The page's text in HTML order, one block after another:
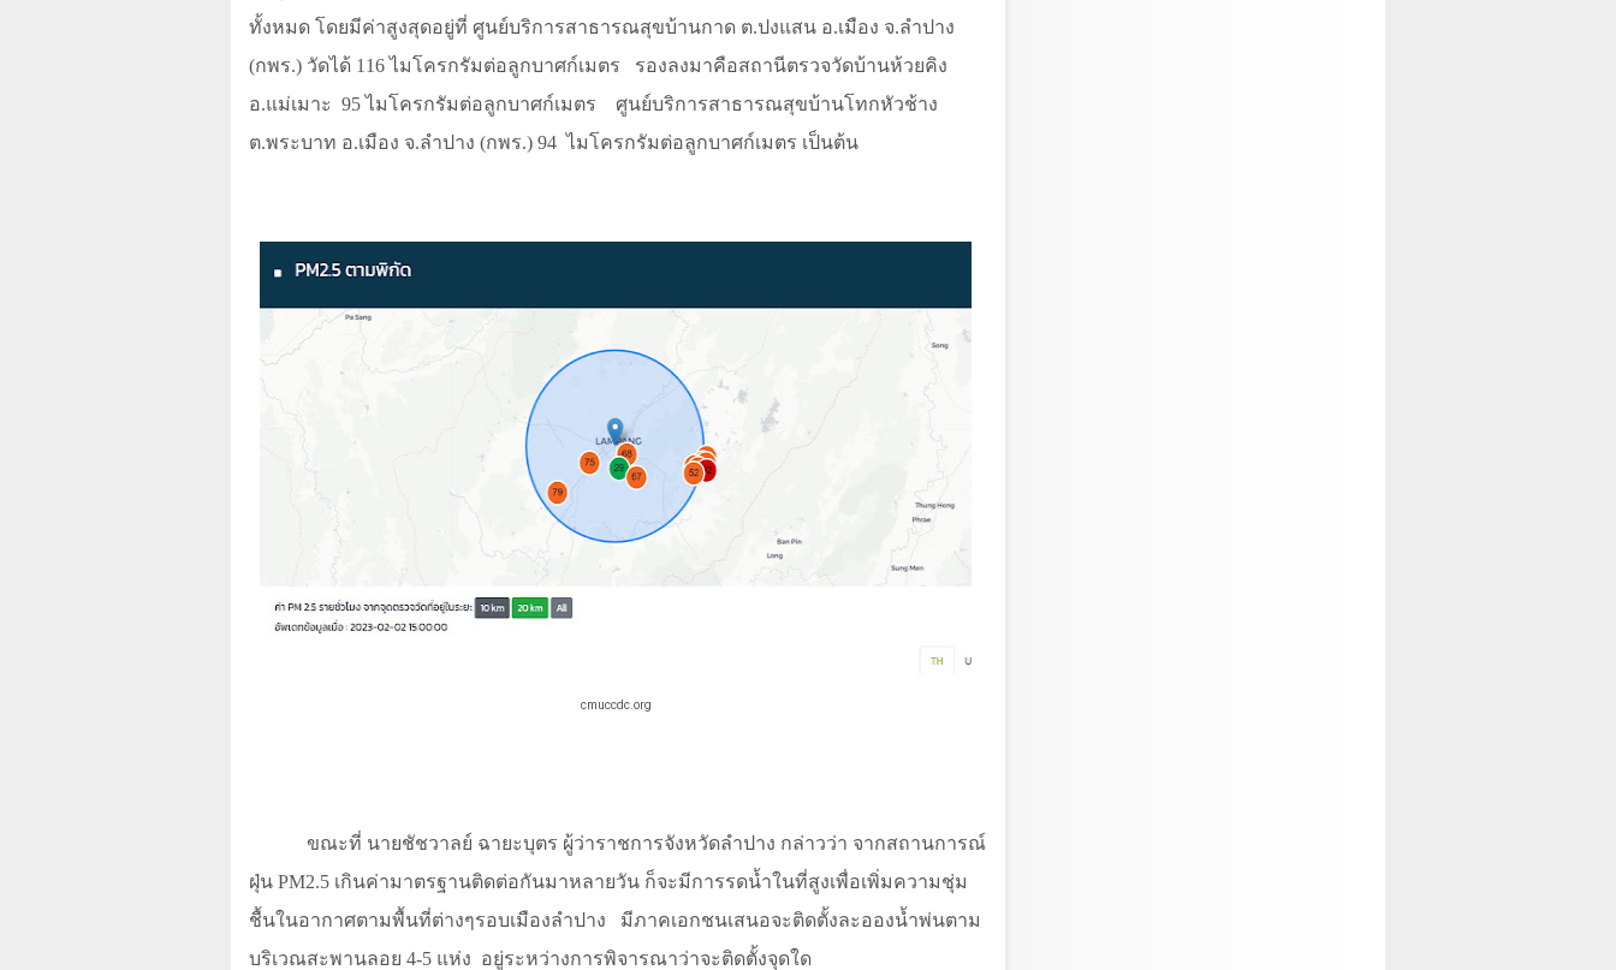
ทั้งหมด โดยมีค่าสูงสุดอยู่ที่ ศูนย์บริการสาธารณสุขบ้านกาด ต.ปงแสน อ.เมือง จ.ลำปาง
(กพร.) วัดได้ 116ไมโครกรัมต่อลูกบาศก์เมตร
รองลงมาคือสถานีตรวจวัดบ้านห้วยคิง
อ.แม่เมาะ 95ไมโครกรัมต่อลูกบาศก์เมตร
ศูนย์บริการสาธารณสุขบ้านโทกหัวช้าง
ต.พระบาท อ.เมือง จ.ลำปาง (กพร.) 94 ไมโครกรัมต่อลูกบาศก์เมตร เป็นต้น
cmuccdc.org
ขณะที่ นายชัชวาลย์ ฉายะบุตร ผู้ว่าราชการจังหวัดลำปาง กล่าวว่า จากสถานการณ์
ฝุ่น PM2.5 เกินค่ามาตรฐานติดต่อกันมาหลายวัน ก็จะมีการรดน้ำในที่สูงเพื่อเพิ่มความชุ่ม
ชื้นในอากาศตามพื้นที่ต่างๆรอบเมืองลำปาง
มีภาคเอกชนเสนอจะติดตั้งละอองน้ำพ่นตาม
บริเวณสะพานลอย 4-5 แห่ง อยู่ระหว่างการพิจารณาว่าจะติดตั้งจุดใด